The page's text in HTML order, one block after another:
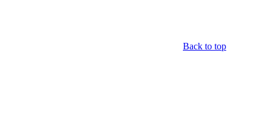
Back to top